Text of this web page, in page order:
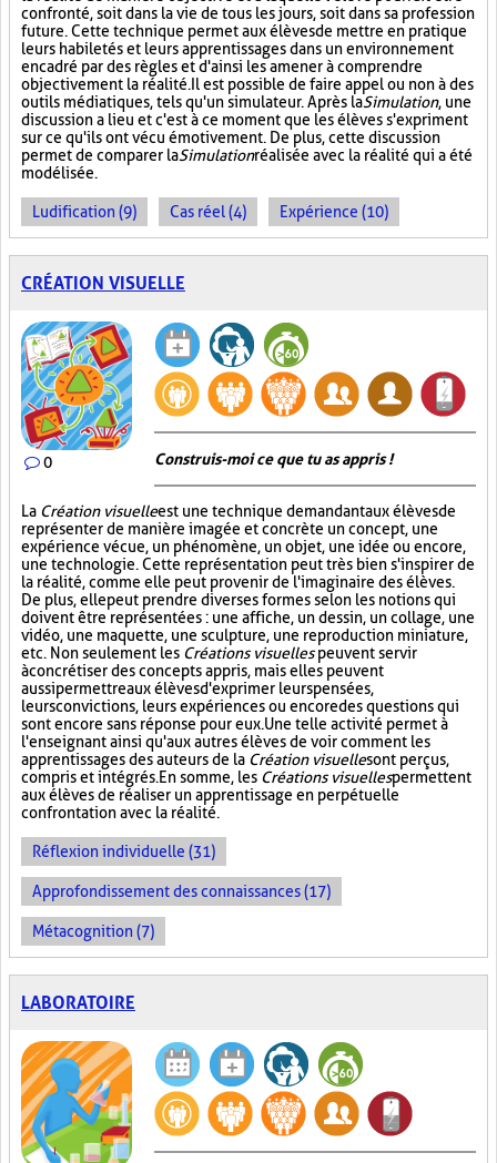
confronté, soit dans la vie de tous les jours, soit dans sa profession
future. Cette technique permet aux élèves de mettre en pratique
leurs habiletés et leurs apprentissages dans un environnement
encadré par des règles et d'ainsi les amener à comprendre
objectivement la réalité. Il est possible de faire appel ou non à des
outils médiatiques, tels qu'un simulateur. Après laSimulation, une
discussion a lieu et c'est à ce moment que les élèves s'expriment
sur ce qu'ils ont vécu émotivement. De plus, cette discussion
permet de comparer laSimulationréalisée avec la réalité qui a été
modélisée.
Ludification (9) Cas réel (4) Expérience (10)
CRÉATION VISUELLE
0 Construis-moi ce que tu as appris !
La Création visuelleest une technique demandant aux élèves de
représenter de manière imagée et concrète un concept, une
expérience vécue, un phénomène, un objet, une idée ou encore,
une technologie. Cette représentation peut très bien s'inspirer de
la réalité, comme elle peut provenir de l'imaginaire des élèves.
De plus, elle peut prendre diverses formes selon les notions qui
doivent être représentées : une affiche, un dessin, un collage, une
vidéo, une maquette, une sculpture, une reproduction miniature,
etc. Non seulement les Créations visuellespeuvent servir
à concrétiser des concepts appris, mais elles peuvent
aussi permettre aux élèves d'exprimer leurs pensées,
leurs convictions, leurs expériences ou encore des questions qui
sont encore sans réponse pour eux. Une telle activité permet à
l'enseignant ainsi qu'aux autres élèves de voir comment les
apprentissages des auteurs de la Création visuellesont perçus,
compris et intégrés. En somme, les Créations visuellespermettent
aux élèves de réaliser un apprentissage en perpétuelle
confrontation avec la réalité.
Réflexion individuelle (31)
Approfondissement des connaissances (17)
Métacognition (7)
LABORATOIRE